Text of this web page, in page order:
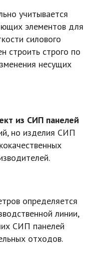
учитывается
элементов для
силового
строить строго по
несущих
из СИП панелей
но изделия СИП
определяется
линии,
СИП панелей
отходов.